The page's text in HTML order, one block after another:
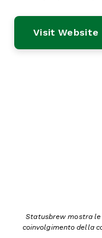
Visit Website
Statusbrew mostra
coinvolgimento della